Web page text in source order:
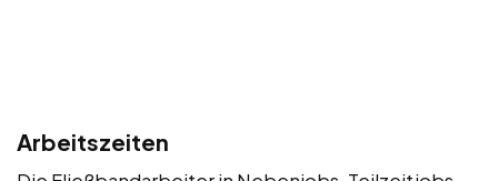
Arbeitszeiten